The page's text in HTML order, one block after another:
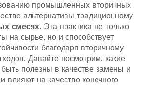
промышленных вторичных
альтернативы традиционному
смесях. Эта практика не только
на сырье, но и способствует
благодаря вторичному
Давайте посмотрим, какие
полезны в качестве замены и
влияют на качество конечного